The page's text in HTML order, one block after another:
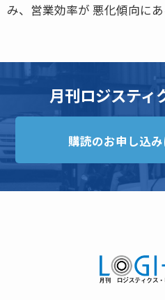
み、営業効率が 悪化傾向にあ
月刊ロジスティ
購読のお申し込